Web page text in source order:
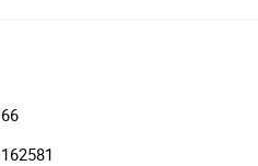
66
162581